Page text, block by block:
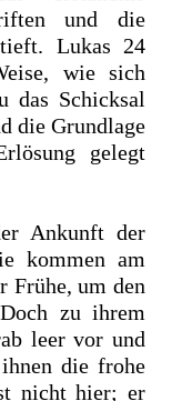
und die
Lukas 24
wie sich
das Schicksal
die Grundlage
gelegt
Ankunft der
kommen am
Frühe, um den
zu ihrem
leer vor und
die frohe
nicht hier; er